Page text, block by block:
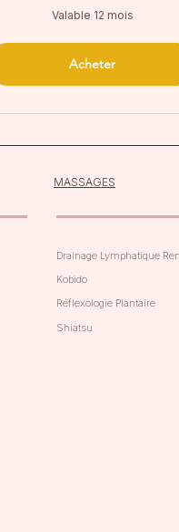
Valable 12 mois
Acheter
MASSAGES
Drainage Lymphatique
Kobido
Réflexologie Plantaire
Shiatsu